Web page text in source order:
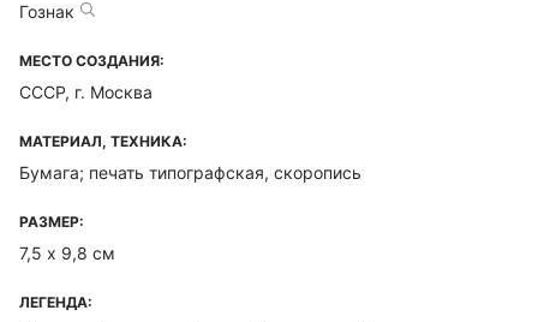
Гознак
МЕСТО СОЗДАНИЯ:
СССР, г. Москва
МАТЕРИАЛ, ТЕХНИКА:
Бумага; печать типографская, скоропись
РАЗМЕР:
7,5 х 9,8 см
ЛЕГЕНДА: